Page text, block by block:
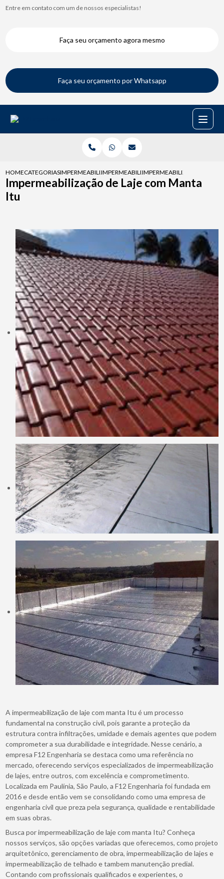
Entre em contato com um de nossos especialistas!
Faça seu orçamento agora mesmo
Faça seu orçamento por Whatsapp
HOMECATEGORIASIMPERMEABILIZACAO DE LAJES
IMPERMEABILIZACAO DA LAJE
IMPERMEABILIZACAO DE
Impermeabilização de Laje com Manta
Itu
A impermeabilização de laje com manta Itu é um processo
fundamental na construção civil, pois garante a proteção da
estrutura contra infiltrações, umidade e demais agentes que podem
comprometer a sua durabilidade e integridade. Nesse cenário, a
empresa F12 Engenharia se destaca como uma referência no
mercado, oferecendo serviços especializados de impermeabilização
de lajes, entre outros, com excelência e comprometimento.
Localizada em Paulínia, São Paulo, a F12 Engenharia foi fundada em
2016 e desde então vem se consolidando como uma empresa de
engenharia civil que preza pela segurança, qualidade e rentabilidade
em suas obras.
Busca por impermeabilização de laje com manta Itu? Conheça
nossos serviços, são opções variadas que oferecemos, como projeto
arquitetônico, gerenciamento de obra, impermeabilização de lajes e
impermeabilização de telhado e tambem manutenção predial.
Contando com profissionais qualificados e experientes, o